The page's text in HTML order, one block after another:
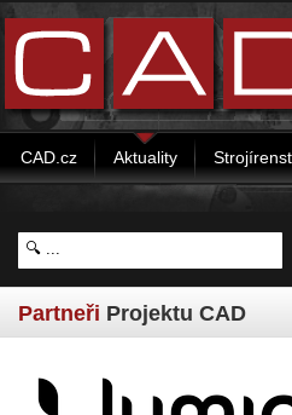
CAD.cz Aktuality
Partneři Projektu CAD